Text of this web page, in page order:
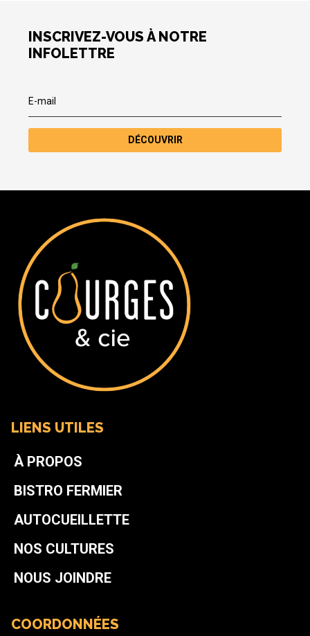
INSCRIVEZ-VOUS À NOTRE
INFOLETTRE
DÉCOUVRIR
LIENS UTILES
À PROPOS
BISTRO FERMIER
AUTOCUEILLETTE
NOS CULTURES
NOUS JOINDRE
COORDONNÉES